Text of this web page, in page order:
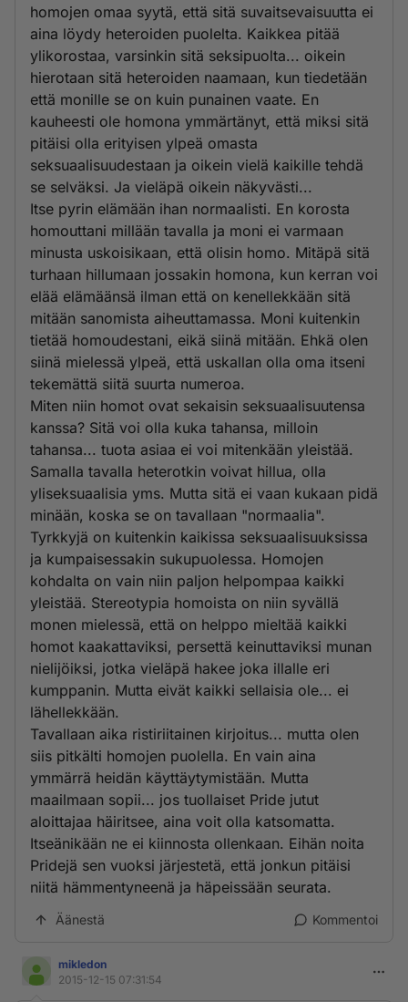
homojen omaa syytä, että sitä suvaitsevaisuutta ei
aina löydy heteroiden puolelta. Kaikkea pitää
ylikorostaa, varsinkin sitä seksipuolta... oikein
hierotaan sitä heteroiden naamaan, kun tiedetään
että monille se on kuin punainen vaate. En
kauheesti ole homona ymmärtänyt, että miksi sitä
pitäisi olla erityisen ylpeä omasta
seksuaalisuudestaan ja oikein vielä kaikille tehdä
se selväksi. Ja vieläpä oikein näkyvästi...
Itse pyrin elämään ihan normaalisti. En korosta
homouttani millään tavalla ja moni ei varmaan
minusta uskoisikaan, että olisin homo. Mitäpä sitä
turhaan hillumaan jossakin homona, kun kerran voi
elää elämäänsä ilman että on kenellekkään sitä
mitään sanomista aiheuttamassa. Moni kuitenkin
tietää homoudestani, eikä siinä mitään. Ehkä olen
siinä mielessä ylpeä, että uskallan olla oma itseni
tekemättä siitä suurta numeroa.
Miten niin homot ovat sekaisin seksuaalisuutensa
kanssa? Sitä voi olla kuka tahansa, milloin
tahansa... tuota asiaa ei voi mitenkään yleistää.
Samalla tavalla heterotkin voivat hillua, olla
yliseksuaalisia yms. Mutta sitä ei vaan kukaan pidä
minään, koska se on tavallaan "normaalia".
Tyrkkyjä on kuitenkin kaikissa seksuaalisuuksissa
ja kumpaisessakin sukupuolessa. Homojen
kohdalta on vain niin paljon helpompaa kaikki
yleistää. Stereotypia homoista on niin syvällä
monen mielessä, että on helppo mieltää kaikki
homot kaakattaviksi, persettä keinuttaviksi munan
nielijöiksi, jotka vieläpä hakee joka illalle eri
kumppanin. Mutta eivät kaikki sellaisia ole... ei
lähellekkään.
Tavallaan aika ristiriitainen kirjoitus... mutta olen
siis pitkälti homojen puolella. En vain aina
ymmärrä heidän käyttäytymistään. Mutta
maailmaan sopii... jos tuollaiset Pride jutut
aloittajaa häiritsee, aina voit olla katsomatta.
Itseänikään ne ei kiinnosta ollenkaan. Eihän noita
Pridejä sen vuoksi järjestetä, että jonkun pitäisi
niitä hämmentyneenä ja häpeissään seurata.
Äänestä Kommentoi
mikledon
2015-12-15 07:31:54